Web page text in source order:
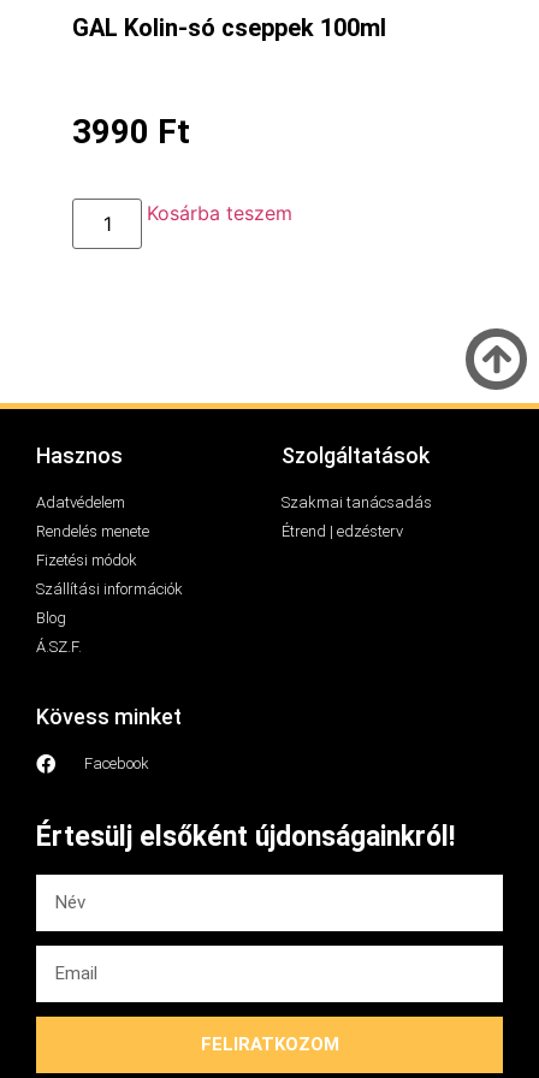
GAL Kolin-só cseppek 100ml
3990 Ft
Kosárba teszem
Hasznos
Adatvédelem
Rendelés menete
Fizetési módok
Szállítási információk
Blog
Á.SZ.F.
Szolgáltatások
Szakmai tanácsadás
Étrend | edzésterv
Kövess minket
Facebook
Értesülj elsőként újdonságainkról!
FELIRATKOZOM